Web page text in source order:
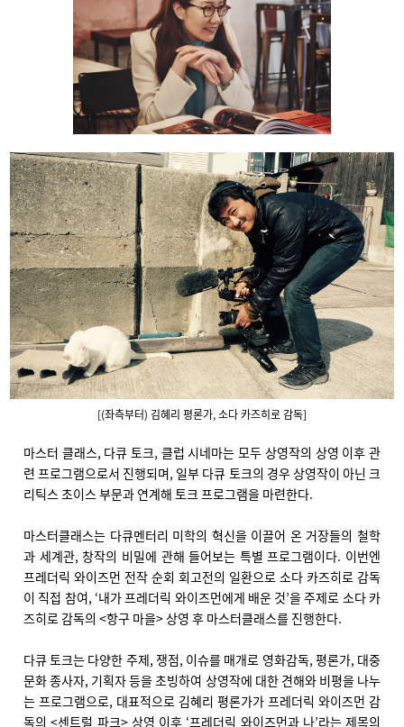
[(좌측부터) 김혜리 평론가, 소다 카즈히로 감독]
마스터 클래스, 다큐 토크, 클럽 시네마는 모두 상영작의 상영 이후 관
련 프로그램으로서 진행되며, 일부 다큐 토크의 경우 상영작이 아닌 크
리틱스 초이스 부문과 연계해 토크 프로그램을 마련한다.
마스터클래스는 다큐멘터리 미학의 혁신을 이끌어 온 거장들의 철학
과 세계관, 창작의 비밀에 관해 들어보는 특별 프로그램이다. 이번엔
프레더릭 와이즈먼 전작 순회 회고전의 일환으로 소다 카즈히로 감독
이 직접 참여, ‘내가 프레더릭 와이즈먼에게 배운 것’을 주제로 소다 카
즈히로 감독의 <항구 마을> 상영 후 마스터클래스를 진행한다.
다큐 토크는 다양한 주제, 쟁점, 이슈를 매개로 영화감독, 평론가, 대중
문화 종사자, 기획자 등을 초빙하여 상영작에 대한 견해와 비평을 나누
는 프로그램으로, 대표적으로 김혜리 평론가가 프레더릭 와이즈먼 감
독의 <센트럴 파크> 상영 이후 ‘프레더릭 와이즈먼과 나’라는 제목의